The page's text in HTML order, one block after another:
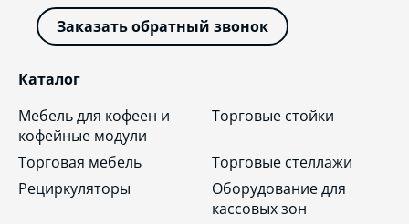
Каталог
Мебель для кофеен и
кофейные модули
Торговые стойки
Торговая мебель
Торговые стеллажи
Рециркуляторы
Оборудование для
кассовых зон
Заказать обратный звонок